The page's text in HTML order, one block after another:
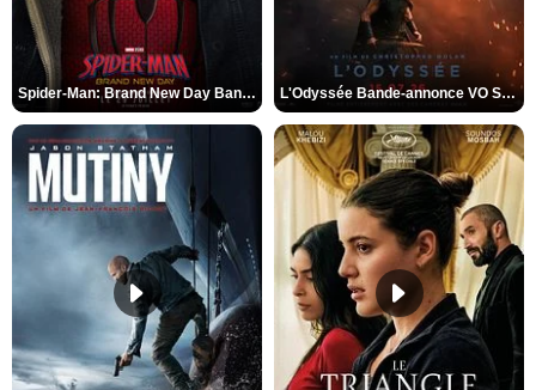
Spider-Man: Brand New Day Bande-annonce VO STFR L'Odyssée Bande-annonce VO STFR